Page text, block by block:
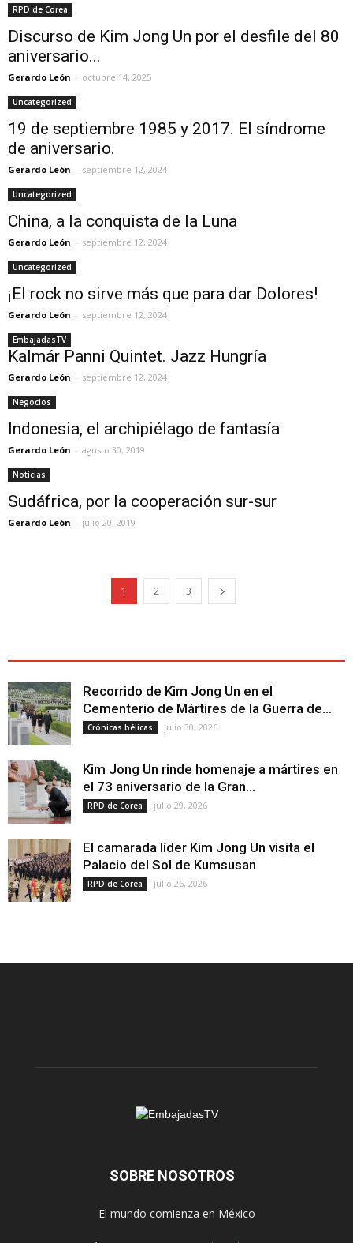
RPD de Corea
Discurso de Kim Jong Un por el desfile del 80
aniversario...
Gerardo León - octubre 14, 2025
Uncategorized
19 de septiembre 1985 y 2017. El síndrome
de aniversario.
Gerardo León - septiembre 12, 2024
Uncategorized
China, a la conquista de la Luna
Gerardo León - septiembre 12, 2024
Uncategorized
¡El rock no sirve más que para dar Dolores!
Gerardo León - septiembre 12, 2024
EmbajadasTV
Kalmár Panni Quintet. Jazz Hungría
Gerardo León - septiembre 12, 2024
Negocios
Indonesia, el archipiélago de fantasía
Gerardo León - agosto 30, 2019
Noticias
Sudáfrica, por la cooperación sur-sur
Gerardo León - julio 20, 2019
1 2 3
Recorrido de Kim Jong Un en el
Cementerio de Mártires de la Guerra de...
Crónicas bélicas julio 30, 2026
Kim Jong Un rinde homenaje a mártires en
el 73 aniversario de la Gran...
RPD de Corea julio 29, 2026
El camarada líder Kim Jong Un visita el
Palacio del Sol de Kumsusan
RPD de Corea julio 26, 2026
SOBRE NOSOTROS
El mundo comienza en México